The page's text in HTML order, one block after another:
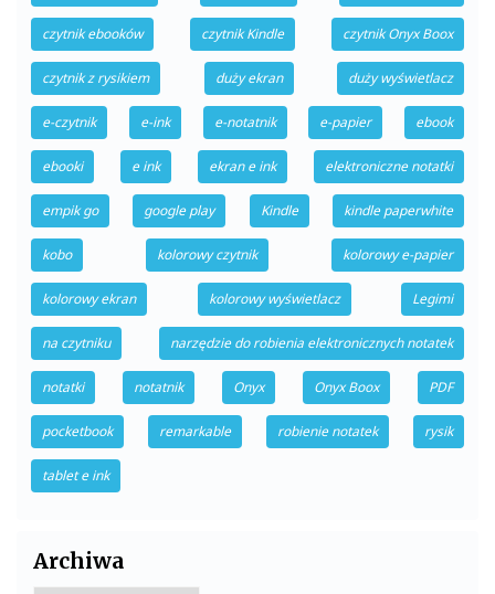
czytnik ebooków czytnik Kindle czytnik Onyx Boox
czytnik z rysikiem duży ekran duży wyświetlacz
e-czytnik e-ink e-notatnik e-papier ebook
ebooki e ink ekran e ink elektroniczne notatki
empik go google play Kindle kindle paperwhite
kobo kolorowy czytnik kolorowy e-papier
kolorowy ekran kolorowy wyświetlacz Legimi
na czytniku narzędzie do robienia elektronicznych notatek
notatki notatnik Onyx Onyx Boox PDF
pocketbook remarkable robienie notatek rysik
tablet e ink
Archiwa